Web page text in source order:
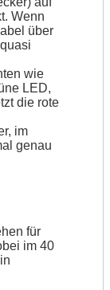
Wenn
über
wie
LED,
die rote
im
genau
für
im 40